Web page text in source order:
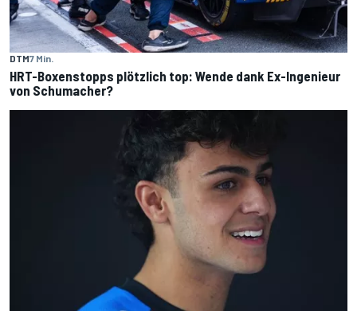
DTM7 Min.
HRT-Boxenstopps plötzlich top: Wende dank Ex-Ingenieur
von Schumacher?